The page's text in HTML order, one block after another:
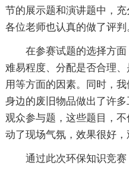
节的展示题和演讲题中，
各位老师也认真的做了评判
在参赛试题的选择方
难易程度、分配是否合理
用等方面的因素。同时，
身边的废旧物品做出了许
观众参与题，这些题目，
动了现场气氛，效果很好，
通过此次环保知识竞